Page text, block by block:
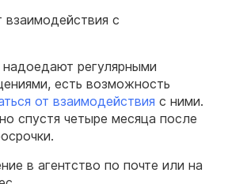
взаимодействия с
регулярными
есть возможность
от взаимодействия с ними.
спустя четыре месяца после
в агентство по почте или на